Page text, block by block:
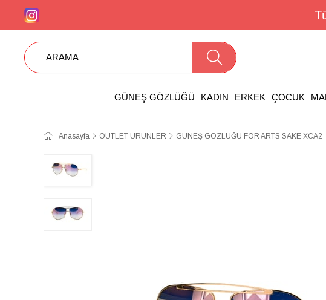
GÜNEŞ GÖZLÜĞÜ KADIN ERKEK ÇOCUK
Anasayfa OUTLET ÜRÜNLER GÜNEŞ GÖZLÜĞÜ FOR ARTS SAKE XCA2